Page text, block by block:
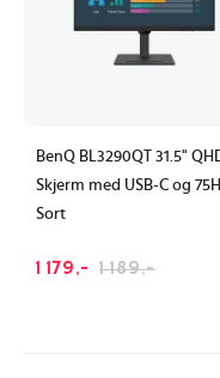
BenQ BL3290QT 31.5"
Skjerm med USB-C og
Sort
1 179,- 1 189,-